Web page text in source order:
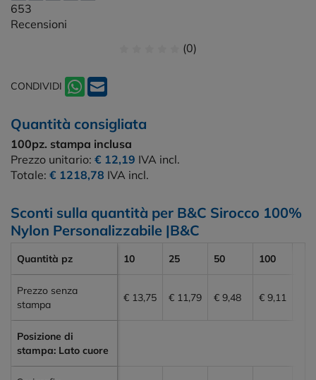
653
Recensioni
(0)
CONDIVIDI
Quantità consigliata
100pz. stampa inclusa
Prezzo unitario: € 12,19 IVA incl.
Totale: € 1218,78 IVA incl.
Sconti sulla quantità per B&C Sirocco 100%
Nylon Personalizzabile |B&C
Quantità pz 10 25 50 100
Prezzo senza
stampa
€ 13,75 € 11,79 € 9,48 € 9,11
Posizione di
stampa: Lato cuore